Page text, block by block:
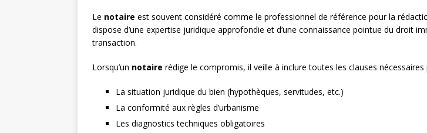
Le notaire est souvent considéré comme le professionnel de référence pour la
dispose d’une expertise juridique approfondie et d’une connaissance pointue du droit
transaction.
Lorsqu’un notaire rédige le compromis, il veille à inclure toutes les clauses
La situation juridique du bien (hypothèques, servitudes, etc.)
La conformité aux règles d’urbanisme
Les diagnostics techniques obligatoires